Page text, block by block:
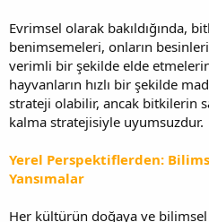
Evrimsel olarak bakıldığında,
benimsemeleri, onların
verimli bir şekilde elde
hayvanların hızlı bir şekilde
strateji olabilir, ancak bitkilerin
kalma stratejisiyle uyumsuzdur.
Yerel Perspektiflerden:
Yansımalar
Her kültürün doğaya ve